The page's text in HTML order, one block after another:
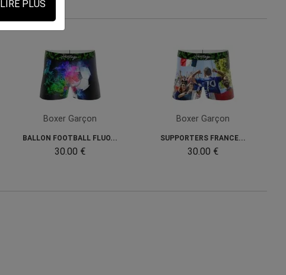
Boxer Garçon
BALLON FOOTBALL FLUO...
30.00 €
Boxer Garçon
SUPPORTERS FRANCE...
30.00 €
LIRE PLUS